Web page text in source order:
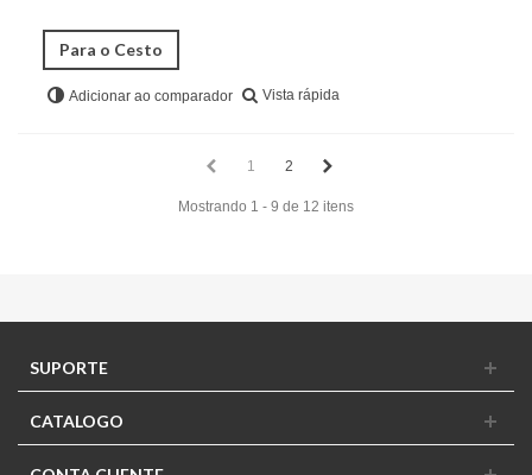
Para o Cesto
Adicionar ao comparador Vista rápida
1 2
Mostrando 1 - 9 de 12 itens
SUPORTE
CATALOGO